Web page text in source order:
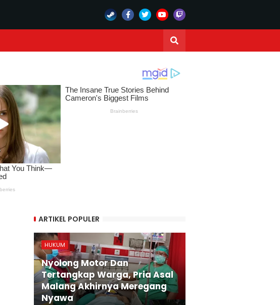
ARTIKEL POPULER
HUKUM
Nyolong Motor Dan
Tertangkap Warga, Pria Asal
Malang Akhirnya Meregang
Nyawa